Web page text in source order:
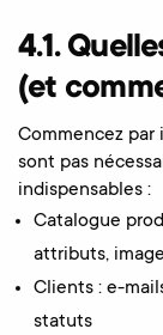
4.1.
(et
Commencez
sont pas
indispensables :
Catalogue
attributs,
Clients : e-
statuts